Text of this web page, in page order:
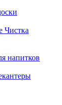
Чистка
напитков